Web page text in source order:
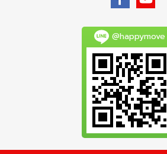
@happymove